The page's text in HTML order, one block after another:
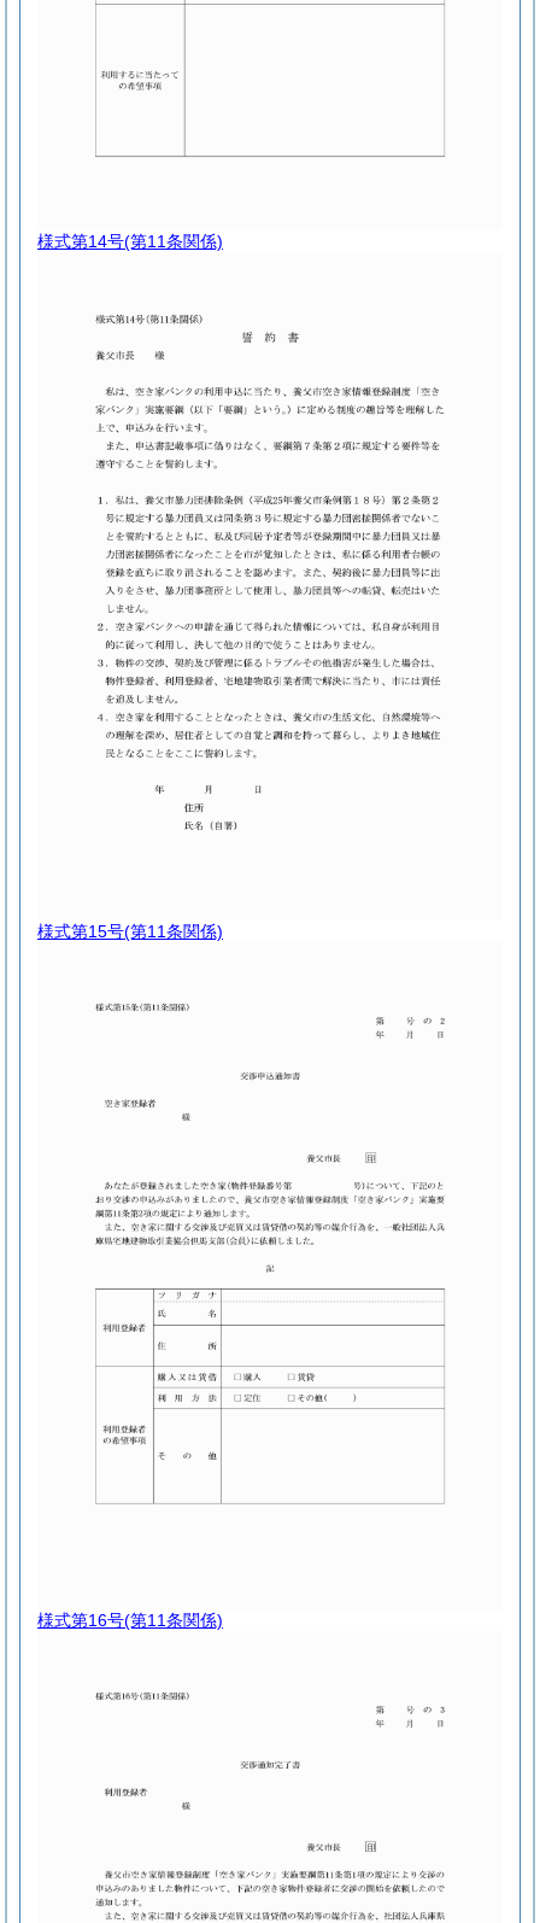
様式第14号(第11条関係)
様式第15号(第11条関係)
様式第16号(第11条関係)